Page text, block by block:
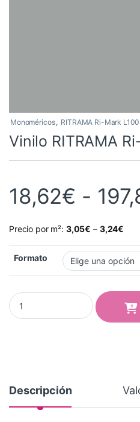
Monoméricos, RITRAMA Ri-Mark
Vinilo RITRAMA
18,62€ -
Precio por m²: 3,05€ – 3,24€
Formato
Vinilo RITRAMA Ri-Mark - 104
Descripción